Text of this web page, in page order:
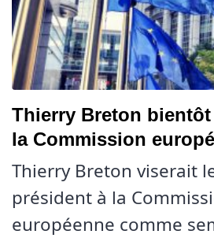
Thierry Breton
la Commission
Thierry Breton viserait
président à la
européenne comme